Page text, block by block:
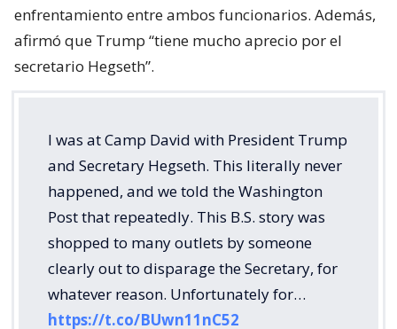
enfrentamiento entre ambos funcionarios. Además,
afirmó que Trump “tiene mucho aprecio por el
secretario Hegseth”.
I was at Camp David with President Trump
and Secretary Hegseth. This literally never
happened, and we told the Washington
Post that repeatedly. This B.S. story was
shopped to many outlets by someone
clearly out to disparage the Secretary, for
whatever reason. Unfortunately for…
https://t.co/BUwn11nC52